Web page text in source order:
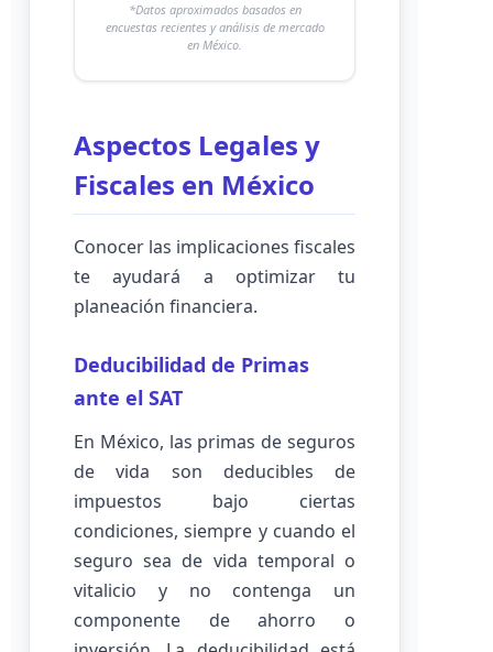
*Datos aproximados basados en
encuestas recientes y análisis de mercado
en México.
Aspectos Legales y
Fiscales en México
Conocer las implicaciones fiscales
te ayudará a optimizar tu
planeación financiera.
Deducibilidad de Primas
ante el SAT
En México, las primas de seguros
de vida son deducibles de
impuestos bajo ciertas
condiciones, siempre y cuando el
seguro sea de vida temporal o
vitalicio y no contenga un
componente de ahorro o